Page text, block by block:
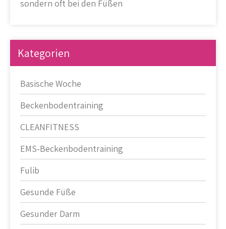
sondern oft bei den Füßen
Kategorien
Basische Woche
Beckenbodentraining
CLEANFITNESS
EMS-Beckenbodentraining
Fulib
Gesunde Füße
Gesunder Darm